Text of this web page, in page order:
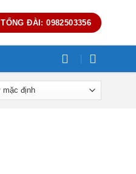
TỔNG ĐÀI: 0982503356